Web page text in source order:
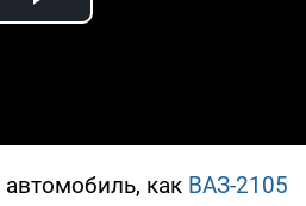
Play Video
как ВАЗ-2105